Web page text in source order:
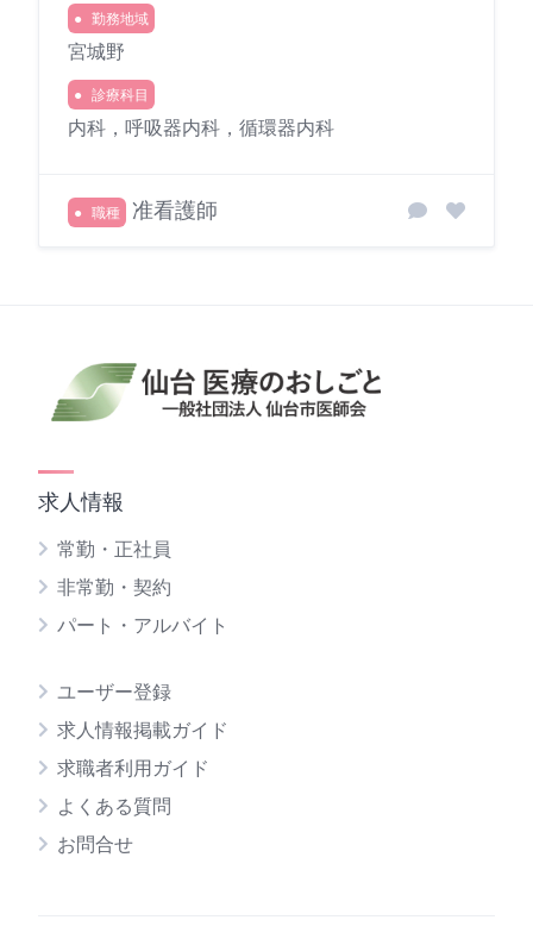
勤務地域
宮城野
診療科目
内科，呼吸器内科，循環器内科
職種 准看護師
求人情報
常勤・正社員
非常勤・契約
パート・アルバイト
ユーザー登録
求人情報掲載ガイド
求職者利用ガイド
よくある質問
お問合せ